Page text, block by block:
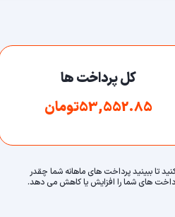
کل پرداخت ها
53,552.85تومان
تا ببینید پرداخت های ماهانه شما چقدر
های شما را افزایش یا کاهش می دهد.